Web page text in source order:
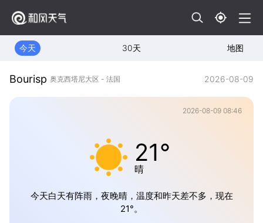
今天 30天 地图
Bourisp 奥克西塔尼大区 - 法国 2026-08-09
2026-08-09 08:46
21°
晴
今天白天有阵雨，夜晚晴，温度和昨天差不多，现在
21°。